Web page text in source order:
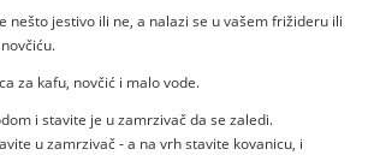
nešto jestivo ili ne, a nalazi se u vašem frižideru ili
za kafu, novčić i malo vode.
i stavite je u zamrzivač da se zaledi.
u zamrzivač - a na vrh stavite kovanicu, i